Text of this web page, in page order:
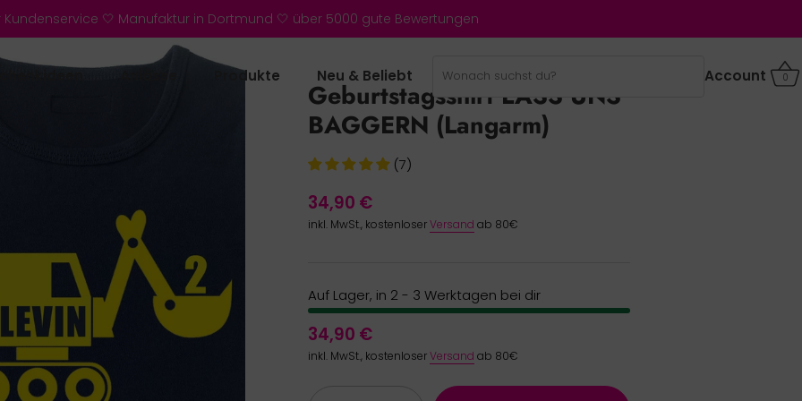
Kundenservice 🤍 Manufaktur in Dortmund 🤍 über 5000 gute Bewertungen
Produkte Neu & Beliebt Account 0
Geburtstagsshirt LASS UNS
BAGGERN (Langarm)
(7)
34,90 €
inkl. MwSt., kostenloserVersand ab 80€
Auf Lager, in 2 - 3 Werktagen bei dir
34,90 €
inkl. MwSt., kostenloserVersand ab 80€